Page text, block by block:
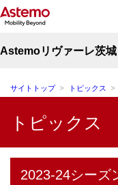
Astemoリヴァーレ茨城
サイトトップ トピックス
トピックス
2023-24シーズ